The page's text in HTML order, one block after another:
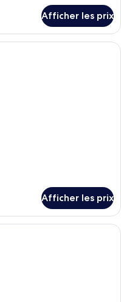
Afficher les prix
Junior double | Minibar,
Afficher les prix
familiale, 2 chambres |